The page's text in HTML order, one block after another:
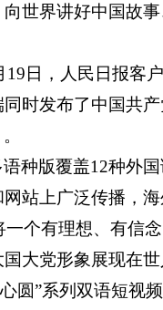
世界讲好中国故
19日，人民日报客
同时发布了中国共
语种版覆盖12种外
站上广泛传播，
一个有理想、有信
大党形象展现在世
圆”系列双语短视